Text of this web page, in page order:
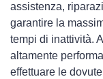
assistenza,
garantire la
tempi di inattività.
altamente
effettuare le